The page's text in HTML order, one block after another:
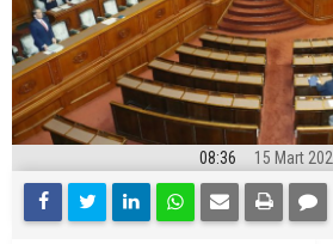
08:36 15 Mart